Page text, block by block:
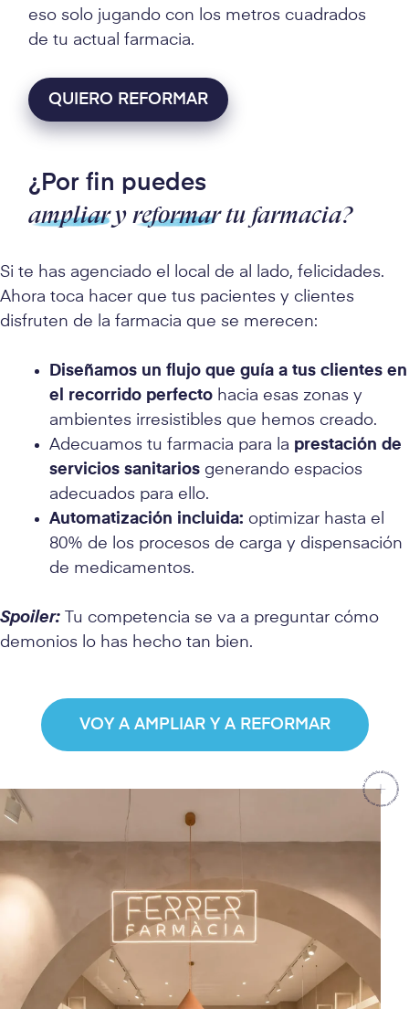
eso solo jugando con los metros cuadrados
de tu actual farmacia.
QUIERO REFORMAR
¿Por fin puedes
ampliary reformar tu farmacia?
Si te has agenciado el local de al lado, felicidades.
Ahora toca hacer que tus pacientes y clientes
disfruten de la farmacia que se merecen:
Diseñamos un flujo que guía a tus clientes en
el recorrido perfecto hacia esas zonas y
ambientes irresistibles que hemos creado.
Adecuamos tu farmacia para la prestación de
servicios sanitarios generando espacios
adecuados para ello.
Automatización incluida: optimizar hasta el
80% de los procesos de carga y dispensación
de medicamentos.
Spoiler:
Tu competencia se va a preguntar cómo
demonios lo has hecho tan bien.
VOY A AMPLIAR Y A REFORMAR